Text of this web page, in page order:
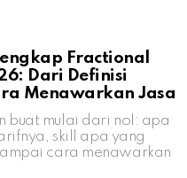
Fractional
Dari Definisi
Menawarkan Jasa
buat mulai dari nol: apa
skill apa yang
cara menawarkan